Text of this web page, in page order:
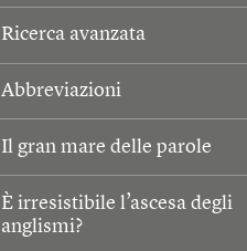
Ricerca avanzata
Abbreviazioni
Il gran mare delle parole
È irresistibile l’ascesa degli
anglismi?